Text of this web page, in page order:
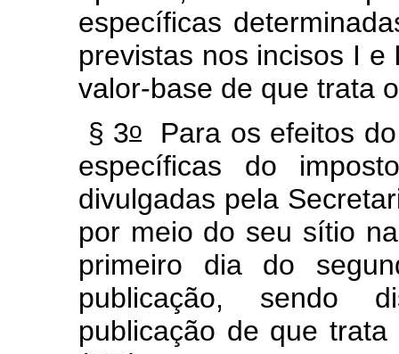
específicas
previstas nos incisos I
valor-base de que trata
§ 3o
Para os efeitos
específicas do
divulgadas pela
por meio do seu sítio
primeiro dia do
publicação, sendo
publicação de que